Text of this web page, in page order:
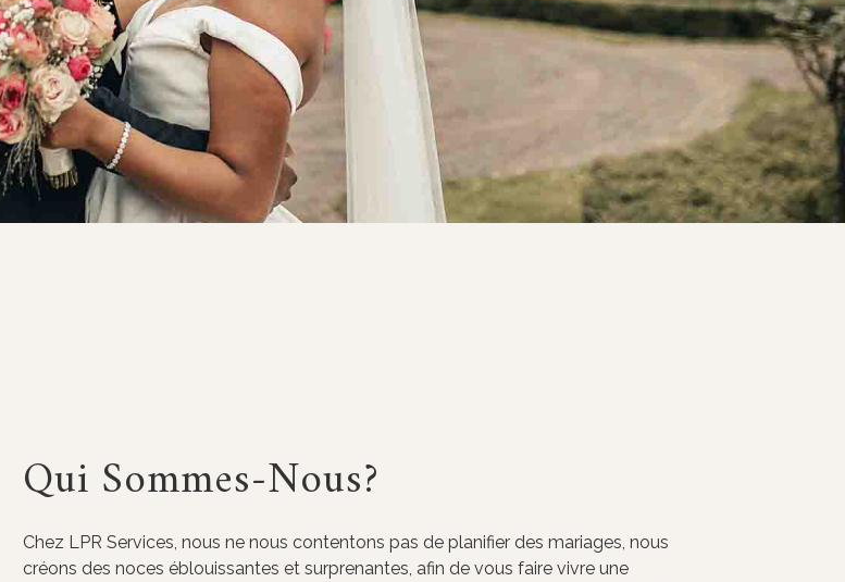
Qui Sommes-Nous?
Chez LPR Services, nous ne nous contentons pas de planifier des mariages, nous
créons des noces éblouissantes et surprenantes, afin de vous faire vivre une